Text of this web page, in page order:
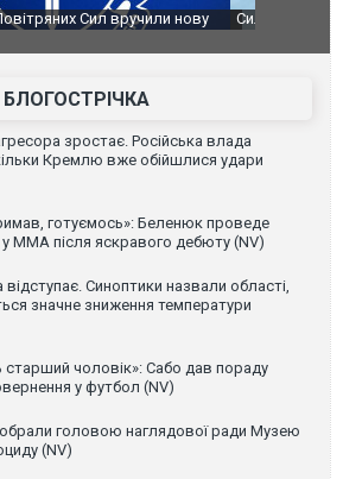
уразили Ярославський НПЗ:
заявив про наймасштабнішу
Неймар
БЛОГОСТРІЧКА
зростає. Російська влада
Кремлю вже обійшлися удари
готуємось»: Беленюк проведе
у ММА після яскравого дебюту (NV)
Синоптики назвали області,
значне зниження температури
старший чоловік»: Сабо дав пораду
у футбол (NV)
головою наглядової ради Музею
(NV)